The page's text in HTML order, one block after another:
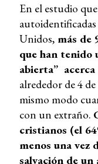
En el estudio
Unidos, más de
que han tenido
abierta”
alrededor de 4
mismo modo
con un extraño.
cristianos (el
menos una vez
salvación de